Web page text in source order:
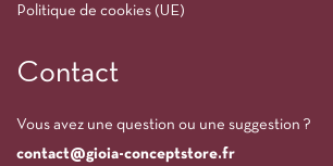
Politique de cookies (UE)
Contact
Vous avez une question ou une suggestion ?
contact@gioia-conceptstore.fr